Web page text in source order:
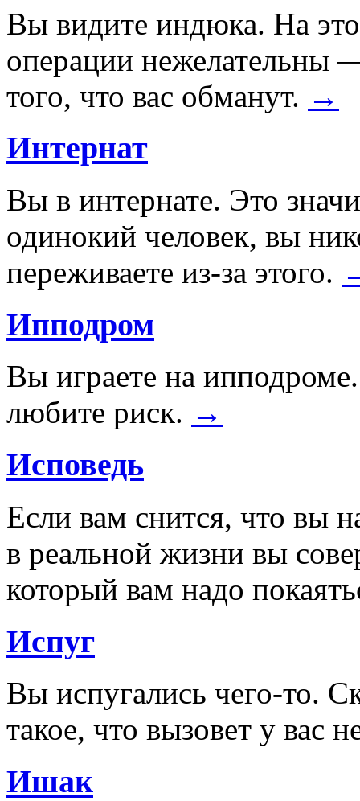
Вы видите индюка. На
операции нежелательны
того, что вас обманут. →
Интернат
Вы в интернате. Это
одинокий человек, вы
переживаете из-за этого.
Ипподром
Вы играете на
любите риск. →
Исповедь
Если вам снится, что вы
в реальной жизни вы
который вам надо
Испуг
Вы испугались чего-то.
такое, что вызовет у вас
Ишак